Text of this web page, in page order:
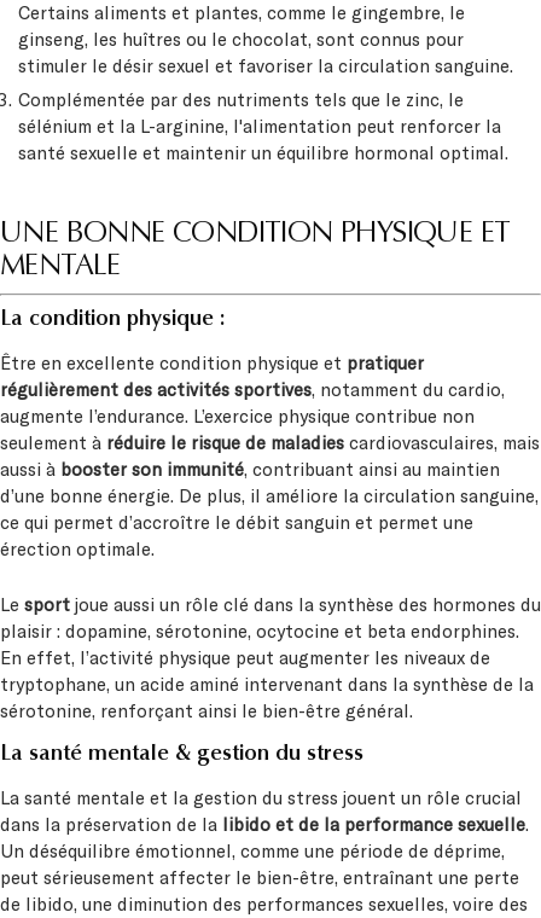
Certains aliments et plantes, comme le gingembre, le
ginseng, les huîtres ou le chocolat, sont connus pour
stimuler le désir sexuel et favoriser la circulation sanguine.
Complémentée par des nutriments tels que le zinc, le
sélénium et la L-arginine, l'alimentation peut renforcer la
santé sexuelle et maintenir un équilibre hormonal optimal.
UNE BONNE CONDITION PHYSIQUE ET
MENTALE
La condition physique :
Être en excellente condition physique et pratiquer
régulièrement des activités sportives, notamment du cardio,
augmente l’endurance. L’exercice physique contribue non
seulement à réduire le risque de maladies cardiovasculaires, mais
aussi à booster son immunité, contribuant ainsi au maintien
d’une bonne énergie. De plus, il améliore la circulation sanguine,
ce qui permet d’accroître le débit sanguin et permet une
érection optimale.
Le sport joue aussi un rôle clé dans la synthèse des hormones du
plaisir : dopamine, sérotonine, ocytocine et beta endorphines.
En effet, l’activité physique peut augmenter les niveaux de
tryptophane, un acide aminé intervenant dans la synthèse de la
sérotonine, renforçant ainsi le bien-être général.
La santé mentale & gestion du stress
La santé mentale et la gestion du stress jouent un rôle crucial
dans la préservation de la libido et de la performance sexuelle.
Un déséquilibre émotionnel, comme une période de déprime,
peut sérieusement affecter le bien-être, entraînant une perte
de libido, une diminution des performances sexuelles, voire des